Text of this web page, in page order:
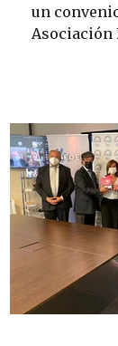
un
Asociación